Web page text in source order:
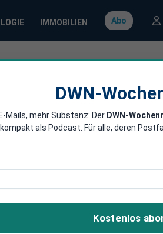
IMMOBILIEN Abo
sich
eine private Inkasso-
Griechen gegenüber den
Regierung will das
DWN-
Mails, mehr Substanz: Der DWN-
als Podcast. Für alle, deren
Kostenlos